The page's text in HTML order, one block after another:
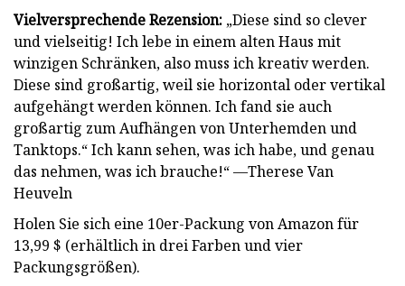
Vielversprechende Rezension: „Diese sind so clever
und vielseitig! Ich lebe in einem alten Haus mit
winzigen Schränken, also muss ich kreativ werden.
Diese sind großartig, weil sie horizontal oder vertikal
aufgehängt werden können. Ich fand sie auch
großartig zum Aufhängen von Unterhemden und
Tanktops.“ Ich kann sehen, was ich habe, und genau
das nehmen, was ich brauche!“ —Therese Van
Heuveln
Holen Sie sich eine 10er-Packung von Amazon für
13,99 $ (erhältlich in drei Farben und vier
Packungsgrößen).